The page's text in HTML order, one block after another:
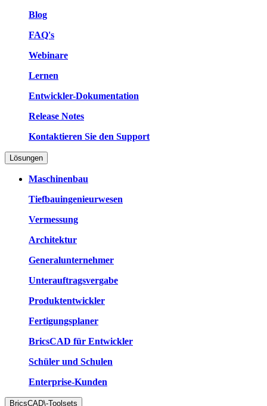
Blog
FAQ's
Webinare
Lernen
Entwickler-Dokumentation
Release Notes
Kontaktieren Sie den Support
Lösungen
Maschinenbau
Tiefbauingenieurwesen
Vermessung
Architektur
Generalunternehmer
Unterauftragsvergabe
Produktentwickler
Fertigungsplaner
BricsCAD für Entwickler
Schüler und Schulen
Enterprise-Kunden
BricsCAD\-Toolsets